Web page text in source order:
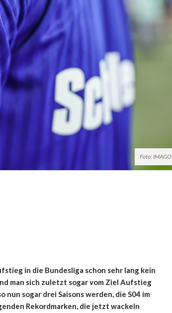
Foto: IMAGO
in die Bundesliga schon sehr lang kein
man sich zuletzt sogar vom Ziel Aufstieg
sogar drei Saisons werden, die S04 im
Rekordmarken, die jetzt wackeln